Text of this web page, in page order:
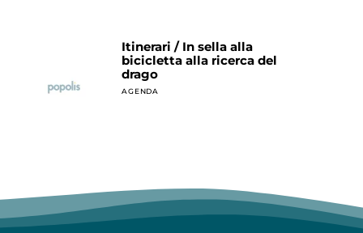
Itinerari / In sella alla
bicicletta alla ricerca del
drago
AGENDA